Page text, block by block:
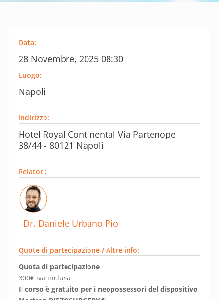
Data:
28 Novembre, 2025 08:30
Luogo:
Napoli
Indirizzo:
Hotel Royal Continental Via Partenope
38/44 - 80121 Napoli
Relatori:
Dr. Daniele Urbano Pio
Quote di partecipazione / Altre info:
Quota di partecipazione
300€ iva inclusa
Il corso è gratuito per i neopossessori del dispositivo